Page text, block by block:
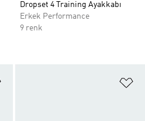
Dropset 4 Training Ayakkabı
Erkek Performance
9 renk